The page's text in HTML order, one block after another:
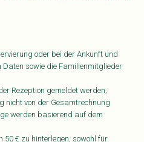
oder bei der Ankunft und
sowie die Familienmitglieder
Rezeption gemeldet werden;
nicht von der Gesamtrechnung
werden basierend auf dem
50 € zu hinterlegen, sowohl für